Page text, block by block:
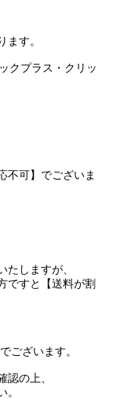
す。
クプラス・クリッ
不可】でございま
しますが、
ですと【送料が割
ございます。
の上、